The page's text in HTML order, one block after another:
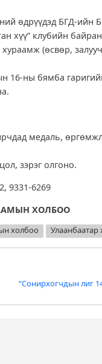
өдрүүдэд БГД-ийн
хүү” клубийн
(өсвөр,
16-ны бямба
медаль,
зэрэг олгоно.
9331-6269
ХОЛБОО
холбоо
“Сонирхогчдын лиг